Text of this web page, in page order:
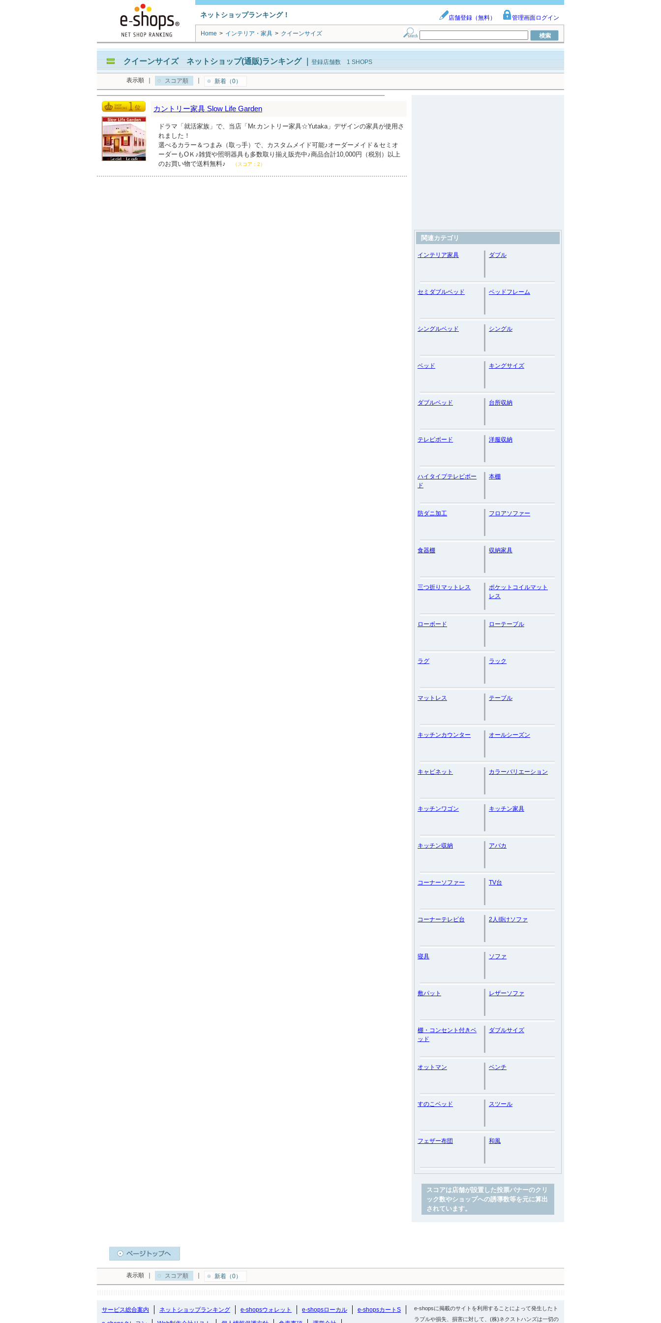
ネットショップランキング！ 店舗登録（無料） 管理画面ログイン
Home > インテリア・家具 > クイーンサイズ
クイーンサイズ ネットショップ(通販)ランキング｜ 登録店舗数 1 SHOPS
表示順 スコア順 新着（0）
カントリー家具 Slow Life Garden
ドラマ「就活家族」で、当店「Mr.カントリー家具☆Yutaka」デザインの家具が使用さ
れました！
選べるカラー＆つまみ（取っ手）で、カスタムメイド可能♪オーダーメイド＆セミオ
ーダーもOＫ♪雑貨や照明器具も多数取り揃え販売中♪商品合計10,000円（税別）以上
のお買い物で送料無料♪
（スコア：2）
関連カテゴリ
インテリア家具 ダブル
セミダブルベッド ベッドフレーム
シングルベッド シングル
ベッド キングサイズ
ダブルベッド 台所収納
テレビボード 洋服収納
ハイタイプテレビボー
ド
本棚
防ダニ加工 フロアソファー
食器棚 収納家具
三つ折りマットレス
ポケットコイルマット
レス
ローボード ローテーブル
ラグ ラック
マットレス テーブル
キッチンカウンター オールシーズン
キャビネット カラーバリエーション
キッチンワゴン キッチン家具
キッチン収納 アバカ
コーナーソファー TV台
コーナーテレビ台 2人掛けソファ
寝具 ソファ
敷パット レザーソファ
棚・コンセント付きベ
ッド
ダブルサイズ
オットマン ベンチ
すのこベッド スツール
フェザー布団 和風
スコアは店舗が設置した投票バナーのクリ
ック数やショップへの誘導数等を元に算出
されています。
表示順 スコア順 新着（0）
サービス総合案内 ネットショップランキング e-shopsウォレット e-shopsローカル
e-shopsカートS
e-shopsに掲載のサイトを利用することによって発生したト
ラブルや損失、損害に対して、(株)ネクストハンズは一切の